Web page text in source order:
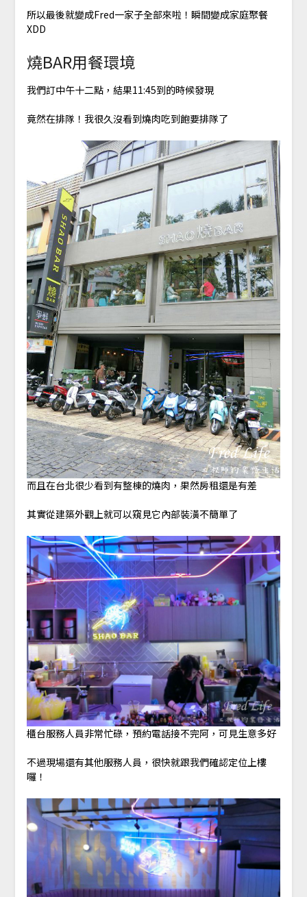
所以最後就變成Fred一家子全部來啦！瞬間變成家庭聚餐
XDD
燒BAR用餐環境
我們訂中午十二點，結果11:45到的時候發現
竟然在排隊！我很久沒看到燒肉吃到飽要排隊了
而且在台北很少看到有整棟的燒肉，果然房租還是有差
其實從建築外觀上就可以窺見它內部裝潢不簡單了
櫃台服務人員非常忙碌，預約電話接不完阿，可見生意多好
不過現場還有其他服務人員，很快就跟我們確認定位上樓
囉！